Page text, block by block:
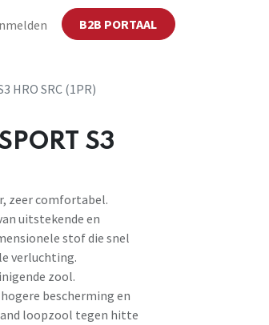
B2B PORTAAL
HRO SRC (1PR)
S3
zeer comfortabel.
uitstekende en
stof die snel
verluchting.
zool.
bescherming en
loopzool tegen hitte